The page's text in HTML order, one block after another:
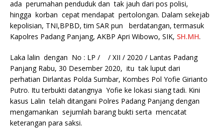
ada perumahan penduduk dan tak jauh dari pos polisi,
hingga korban cepat mendapat pertolongan. Dalam sekejab
kepolisian, TNI,BPBD, tim SAR pun berdatangan, termasuk
Kapolres Padang Panjang, AKBP Apri Wibowo, SIK, SH.MH.
Laka lalin dengan No : LP / / XII / 2020 / Lantas Padang
Panjang Rabu, 30 Desember 2020, itu tak luput dari
perhatian Dirlantas Polda Sumbar, Kombes Pol Yofie Girianto
Putro. Itu terbukti datangnya Yofie ke lokasi siang tadi. Kini
kasus Lalin telah ditangani Polres Padang Panjang dengan
mengamankan sejumlah barang bukti serta mencatat
keterangan para saksi.